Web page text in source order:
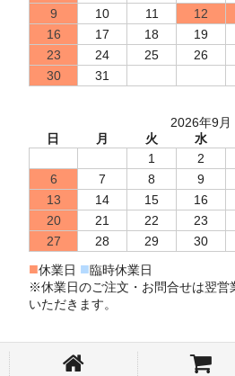
9
10 11 12
16
17 18 19
23
24 25 26
30
31
2026年9月
日
月 火 水
1
2
6
7 8 9
13
14 15 16
20
21 22 23
27
28 29 30
■休業日 ■臨時休業日
※休業日のご注文・お問合せは翌営
いただきます。